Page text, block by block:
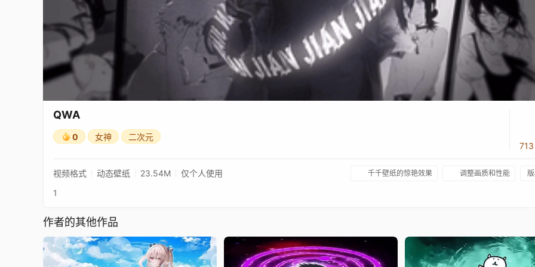
QWA
0 女神
二次元
视频格式 动态壁纸 23.54M 仅个人使用 千千壁纸的惊艳效果 调整画质和性能
1
作者的其他作品